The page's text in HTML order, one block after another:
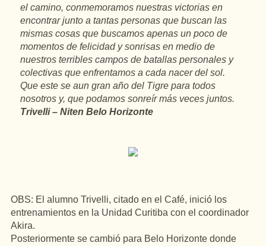
el camino, conmemoramos nuestras victorias en
encontrar junto a tantas personas que buscan las
mismas cosas que buscamos apenas un poco de
momentos de felicidad y sonrisas en medio de
nuestros terribles campos de batallas personales y
colectivas que enfrentamos a cada nacer del sol.
Que este se aun gran año del Tigre para todos
nosotros y, que podamos sonreír más veces juntos.
Trivelli – Niten Belo Horizonte
OBS: El alumno Trivelli, citado en el Café, inició los
entrenamientos en la Unidad Curitiba con el coordinador
Akira.
Posteriormente se cambió para Belo Horizonte donde